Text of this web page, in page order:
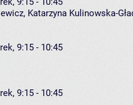
, Katarzyna Kulinowska-
9:15 - 10:45
9:15 - 10:45